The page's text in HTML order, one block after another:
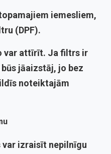
iemesliem,
(DPF).
var attīrīt. Ja filtrs ir
jāaizstāj, jo bez
noteiktajām
izraisīt nepilnīgu